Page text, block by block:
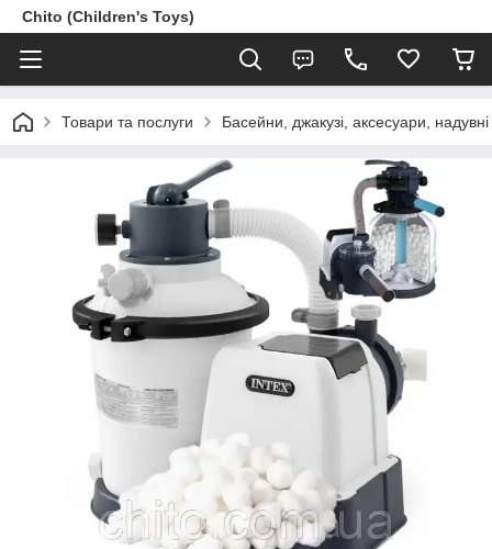
Chito (Children's Toys)
Товари та послуги Басейни, джакузі, аксесуари,